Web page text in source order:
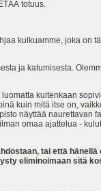
totuus.
kulkuamme, joka on
ja katumisesta.
kuitenkaan
kuin mitä itse on,
näyttää naurettavan
omaa ajattelua -
tai että
eliminoimaan sitä